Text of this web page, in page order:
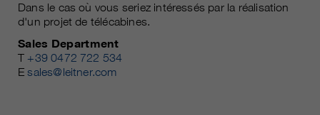
Dans le cas où vous seriez intéressés par la réalisation
d'un projet de télécabines.
Sales Department
T +39 0472 722 534
Esales@leitner.com